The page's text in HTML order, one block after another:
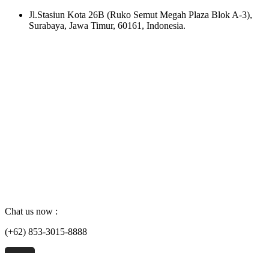
Skip
Jl.Stasiun Kota 26B (Ruko Semut Megah Plaza Blok A-3),
Surabaya, Jawa Timur, 60161, Indonesia.
Chat us now :
(+62) 853-3015-8888